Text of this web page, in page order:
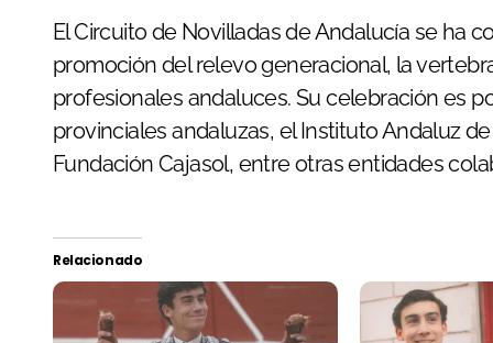
El Circuito de Novilladas de Andalucía se ha
promoción del relevo generacional, la
profesionales andaluces. Su celebración es
provinciales andaluzas, el Instituto Andaluz
Fundación Cajasol, entre otras entidades
Relacionado